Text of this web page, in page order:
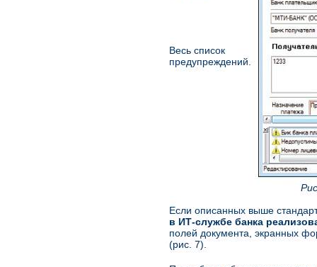
Весь список
предупреждений.
Если описанных выше
в ИТ-службе банка
полей документа, экранных
(рис. 7).